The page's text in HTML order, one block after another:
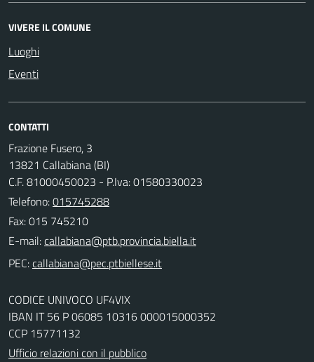
VIVERE IL COMUNE
Luoghi
Eventi
CONTATTI
Frazione Fusero, 3
13821 Callabiana (BI)
C.F. 81000450023 - P.Iva: 01580330023
Telefono:015745288
Fax: 015 745210
E-mail:
PEC:
CODICE UNIVOCO UF4VIX
IBAN IT 56 P 06085 10316 000015000352
CCP 15771132
Ufficio relazioni con il pubblico